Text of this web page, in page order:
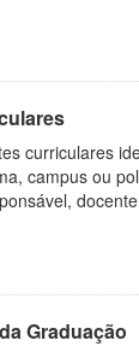
curriculares
campus ou
Graduação